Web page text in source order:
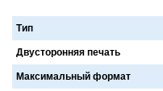
Тип
Двусторонняя печать
Максимальный формат